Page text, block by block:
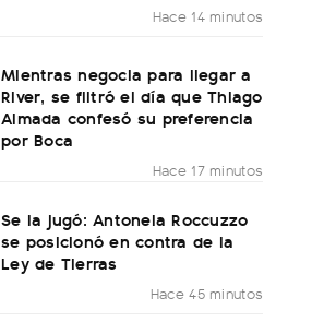
Hace 14 minutos
Mientras negocia para llegar a
River, se filtró el día que Thiago
Almada confesó su preferencia
por Boca
Hace 17 minutos
Se la jugó: Antonela Roccuzzo
se posicionó en contra de la
Ley de Tierras
Hace 45 minutos